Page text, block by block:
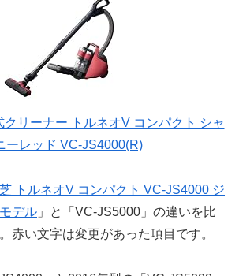
リーナー トルネオV コンパクト シャ
ーレッド VC-JS4000(R)
トルネオV コンパクト VC-JS4000 ジ
デル 」と「VC-JS5000」の違いを比
赤い文字は変更があった項目です。